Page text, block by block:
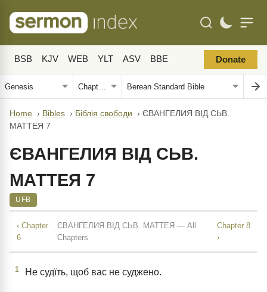
BSB KJV WEB YLT ASV BBE Donate
Home › Bibles › Біблія свободи › ЄВАНГЕЛИЯ ВІД СЬВ.
МАТТЕЯ 7
ЄВАНГЕЛИЯ ВІД СЬВ.
МАТТЕЯ 7
UFB
‹ Chapter
6
ЄВАНГЕЛИЯ ВІД СЬВ. МАТТЕЯ — All
Chapters
Chapter 8
›
1 Не судїть, щоб вас не суджено.